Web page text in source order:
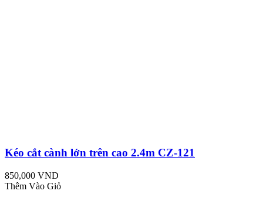
Kéo cắt cành lớn trên cao 2.4m CZ-121
850,000 VND
Thêm Vào Giỏ